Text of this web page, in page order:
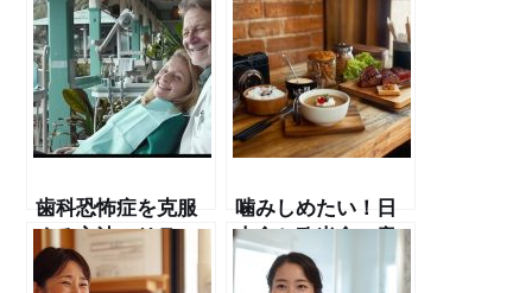
と誤嚥性肺炎の予
防
基礎知識
歯科恐怖症を克服
する方法：リラッ
クスして歯医者さ
噛みしめたい！日
本食と欧米食の意
外な違い